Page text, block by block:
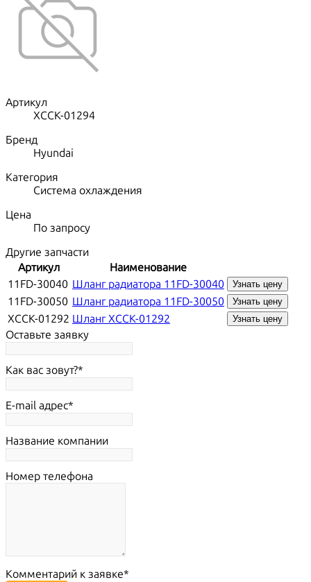
Артикул
XCCK-01294
Бренд
Hyundai
Категория
Система охлаждения
Цена
По запросу
Другие запчасти
Артикул
Наименование
11FD-30040 Шланг радиатора 11FD-30040 Узнать цену
11FD-30050 Шланг радиатора 11FD-30050 Узнать цену
XCCK-01292 Шланг XCCK-01292 Узнать цену
Оставьте заявку
Как вас зовут?
E-mail адрес
Название компании
Номер телефона
Комментарий к заявке